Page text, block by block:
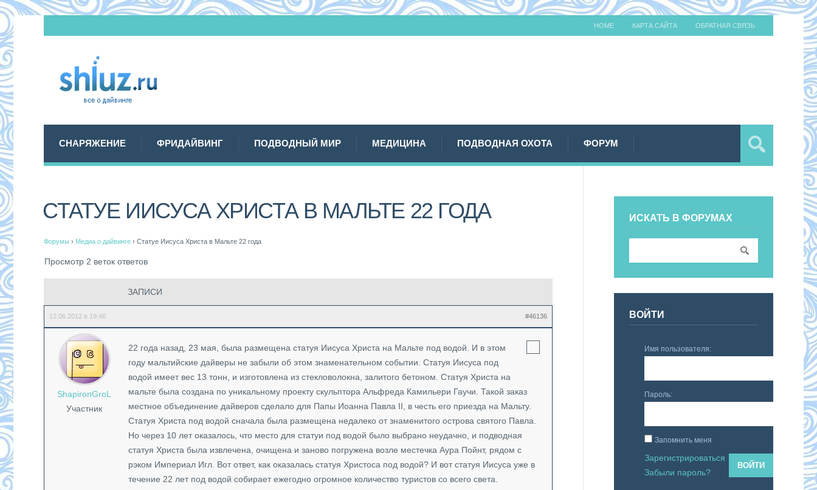
HOME КАРТА САЙТА ОБРАТНАЯ СВЯЗЬ
СНАРЯЖЕНИЕ ФРИДАЙВИНГ ПОДВОДНЫЙ МИР МЕДИЦИНА ПОДВОДНАЯ ОХОТА ФОРУМ
СТАТУЕ ИИСУСА ХРИСТА В МАЛЬТЕ 22 ГОДА
Форумы › Медиа о дайвинге › Статуе Иисуса Христа в Мальте 22 года
Просмотр 2 веток ответов
ЗАПИСИ
12.06.2012 в 19:46 #46136
ShapironGroL
Участник
22 года назад, 23 мая, была размещена статуя Иисуса Христа на Мальте под водой. И в этом
году мальтийские дайверы не забыли об этом знаменательном событии. Статуя Иисуса под
водой имеет вес 13 тонн, и изготовлена из стекловолокна, залитого бетоном. Статуя Христа на
мальте была создана по уникальному проекту скульптора Альфреда Камильери Гаучи. Такой заказ
местное объединение дайверов сделало для Папы Иоанна Павла II, в честь его приезда на Мальту.
Статуя Христа под водой сначала была размещена недалеко от знаменитого острова святого Павла.
Но через 10 лет оказалось, что место для статуи под водой было выбрано неудачно, и подводная
статуя Христа была извлечена, очищена и заново погружена возле местечка Аура Пойнт, рядом с
рэком Империал Игл. Вот ответ, как оказалась статуя Христоса под водой? И вот статуя Иисуса уже в
течение 22 лет под водой собирает ежегодно огромное количество туристов со всего света.
ИСКАТЬ В ФОРУМАХ
ВОЙТИ
Имя пользователя:
Пароль:
Запомнить меня
ВОЙТИ
Зарегистрироваться
Забыли пароль?